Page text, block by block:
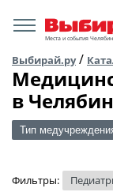
Места и события
Выбирай.ру/
в
Тип
Фильтры: